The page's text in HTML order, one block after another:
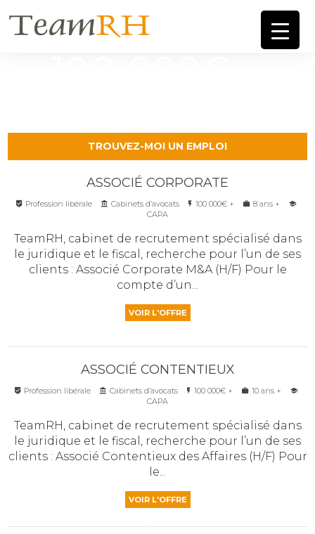
TROUVEZ-MOI UN EMPLOI
ASSOCIÉ CORPORATE
Profession libérale Cabinets d’avocats 100 000€ +
8 ans +
CAPA
TeamRH, cabinet de recrutement spécialisé dans
le juridique et le fiscal, recherche pour l’un de ses
clients : Associé Corporate M&A (H/F) Pour le
compte d’un...
VOIR L'OFFRE
ASSOCIÉ CONTENTIEUX
Profession libérale Cabinets d’avocats 100 000€ +
10 ans +
CAPA
TeamRH, cabinet de recrutement spécialisé dans
le juridique et le fiscal, recherche pour l’un de ses
clients : Associé Contentieux des Affaires (H/F) Pour
le...
VOIR L'OFFRE